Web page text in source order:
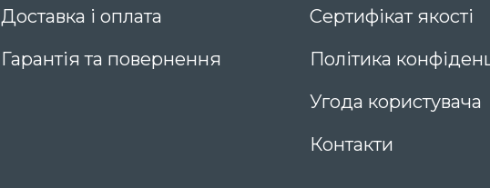
Доставка і оплата
Гарантія та повернення
Сертифікат якості
Політика
Угода користувача
Контакти